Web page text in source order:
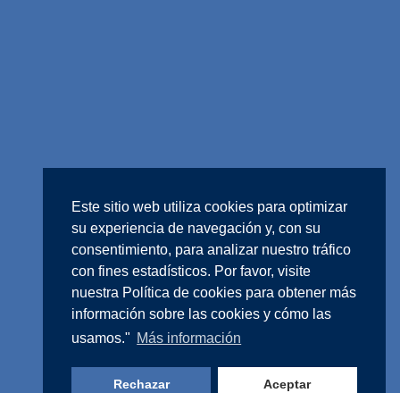
Este sitio web utiliza cookies para optimizar
su experiencia de navegación y, con su
consentimiento, para analizar nuestro tráfico
con fines estadísticos. Por favor, visite
nuestra Política de cookies para obtener más
información sobre las cookies y cómo las
usamos." Más información
Rechazar Aceptar